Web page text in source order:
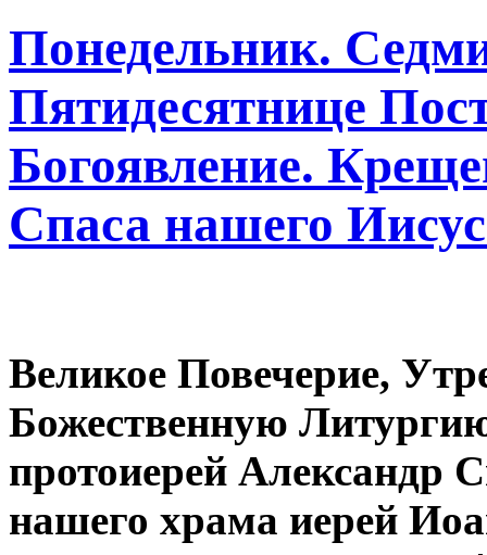
Понедельник.
Пятидесятнице
Богоявление.
Спаса нашего
Великое Повечерие,
Божественную
протоиерей Александр
нашего храма иерей